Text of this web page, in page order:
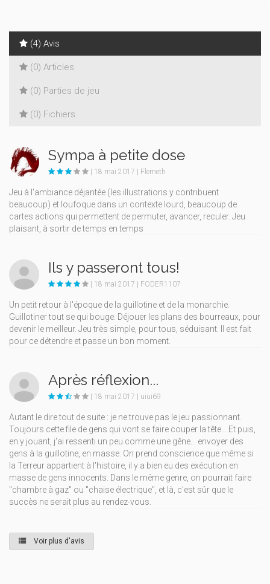
(4) Avis
(0) Articles
(0) Parties de jeu
(0) Fichiers
Sympa à petite dose
| 18 mai 2017 | Flemeth
Jeu à l'ambiance déjantée (les illustrations y contribuent
beaucoup) et loufoque dans un contexte lourd, beaucoup de
cartes actions qui permettent de permuter, avancer, reculer. Jeu
plaisant, à sortir de temps en temps
Ils y passeront tous!
| 18 mai 2017 | FODER1107
Un petit retour à l'époque de la guillotine et de la monarchie.
Guillotiner tout se qui bouge. Déjouer les plans des bourreaux, pour
devenir le meilleur. Jeu très simple, pour tous, séduisant. Il est fait
pour ce détendre et passe un bon moment.
Après réflexion...
| 18 mai 2017 | uiui69
Autant le dire tout de suite : je ne trouve pas le jeu passionnant.
Toujours cette file de gens qui vont se faire couper la tête... Et puis,
en y jouant, j'ai ressenti un peu comme une gêne... envoyer des
gens à la guillotine, en masse. On prend conscience que même si
la Terreur appartient à l'histoire, il y a bien eu des exécution en
masse de gens innocents. Dans le même genre, on pourrait faire
"chambre à gaz" ou "chaise électrique", et là, c'est sûr que le
succès ne serait plus au rendez-vous.
Voir plus d'avis